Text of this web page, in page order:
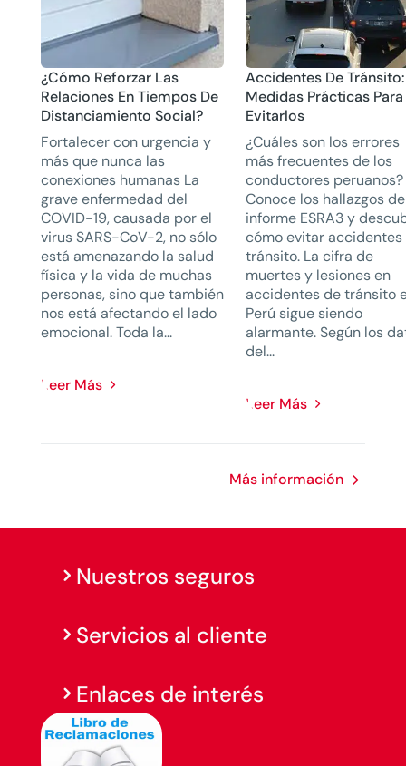
¿Cómo Reforzar Las
Relaciones En Tiempos De
Distanciamiento Social?
Fortalecer con urgencia y
más que nunca las
conexiones humanas La
grave enfermedad del
COVID-19, causada por el
virus SARS-CoV-2, no sólo
está amenazando la salud
física y la vida de muchas
personas, sino que también
nos está afectando el lado
emocional. Toda la...
Leer Más
Accidentes De
Medidas Prácticas Para
Evitarlos
¿Cuáles son los errores
más frecuentes de los
conductores peruanos?
Conoce los hallazgos
informe ESRA3 y
cómo evitar accidentes
tránsito. La cifra de
muertes y lesiones en
accidentes de tránsito
Perú sigue siendo
alarmante. Según los
del...
Leer Más
Más información
Nuestros seguros
Servicios al cliente
Enlaces de interés